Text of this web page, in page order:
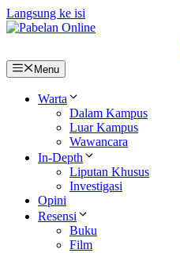
Langsung ke isi
Menu
Warta
Dalam Kampus
Luar Kampus
Wawancara
In-Depth
Liputan Khusus
Investigasi
Opini
Resensi
Buku
Film